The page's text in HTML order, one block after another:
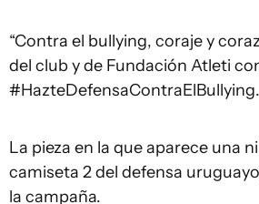
“Contra el bullying, coraje y
del club y de Fundación Atleti
#HazteDefensaContraElBullying.
La pieza en la que aparece una
camiseta 2 del defensa
la campaña.